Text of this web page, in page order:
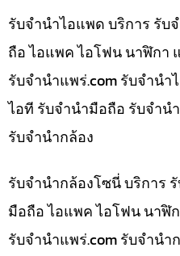
รับจำนำไอแพด บริการ รับ
ถือ ไอแพค ไอโฟน นาฬิกา
รับจํานําแพร่.com รับจำน
ไอที รับจำนำมือถือ รับจำ
รับจำนำกล้อง
รับจำนำกล้องโซนี่ บริการ
มือถือ ไอแพค ไอโฟน นาฬิ
รับจํานําแพร่.com รับจำนำ